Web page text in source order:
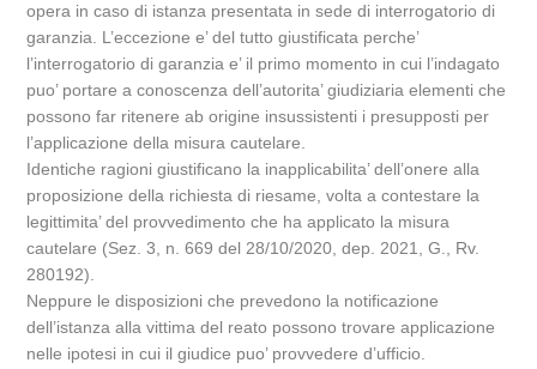
opera in caso di istanza presentata in sede di interrogatorio di
garanzia. L’eccezione e’ del tutto giustificata perche’
l’interrogatorio di garanzia e’ il primo momento in cui l’indagato
puo’ portare a conoscenza dell’autorita’ giudiziaria elementi che
possono far ritenere ab origine insussistenti i presupposti per
l’applicazione della misura cautelare.
Identiche ragioni giustificano la inapplicabilita’ dell’onere alla
proposizione della richiesta di riesame, volta a contestare la
legittimita’ del provvedimento che ha applicato la misura
cautelare (Sez. 3, n. 669 del 28/10/2020, dep. 2021, G., Rv.
280192).
Neppure le disposizioni che prevedono la notificazione
dell’istanza alla vittima del reato possono trovare applicazione
nelle ipotesi in cui il giudice puo’ provvedere d’ufficio.